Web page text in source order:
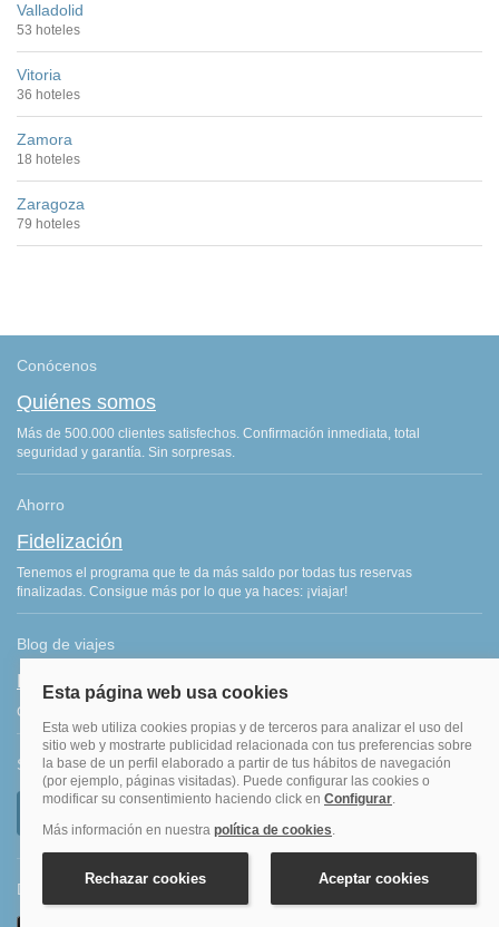
Valladolid
53 hoteles
Vitoria
36 hoteles
Zamora
18 hoteles
Zaragoza
79 hoteles
Conócenos
Quiénes somos
Más de 500.000 clientes satisfechos. Confirmación inmediata, total
seguridad y garantía. Sin sorpresas.
Ahorro
Fidelización
Tenemos el programa que te da más saldo por todas tus reservas
finalizadas. Consigue más por lo que ya haces: ¡viajar!
Blog de viajes
Blog hoteles y viajes
Consejos de viajes, ofertas de hoteles y últimas noticias del sector.
Síguenos
Descarga nuestra APP